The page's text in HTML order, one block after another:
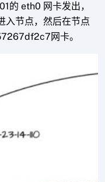
的 eth0 网卡发出，
节点，然后在节点
网卡。